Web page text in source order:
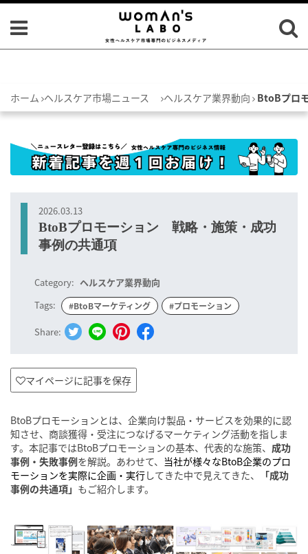
ホーム ヘルスケア市場ニュース ヘルスケア業界動向 BtoBプロ
2026.03.13
BtoBプロモーション 戦略・施策・成功
事例の共通項
Category: ヘルスケア業界動向
Tags:
#BtoBマーケティング #プロモーション
Share:
マイページに記事を保存
BtoBプロモーションとは、企業向け製品・サービスを効果的に認
知させ、商談獲得・受注につなげるマーケティング活動を指しま
す。本記事ではBtoBプロモーションの基本、代表的な施策、 成功
事例・失敗事例を解説。あわせて、 当社が様々なBtoB企業のプロ
モーションを実際に企画・実行してきた中で見えてきた、
「成功
事例の共通項」 もご紹介します。